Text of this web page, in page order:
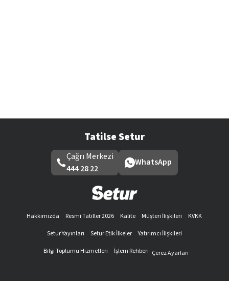
Tatilse Setur
Çağrı Merkezi
444 28 22
WhatsApp
Hakkımızda Resmi Tatiller 2026 Kalite Müşteri İlişkileri
KVKK
Setur Yayınları
Setur Etik İlkeler
Yatırımcı İlişkileri
Bilgi Toplumu Hizmetleri
İşlem Rehberi Çerez Ayarları